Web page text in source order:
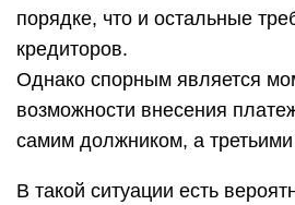
порядке, что и остальные
кредиторов.
Однако спорным является
возможности внесения
самим должником, а
В такой ситуации есть